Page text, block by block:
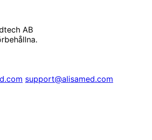
AB
support@alisamed.com